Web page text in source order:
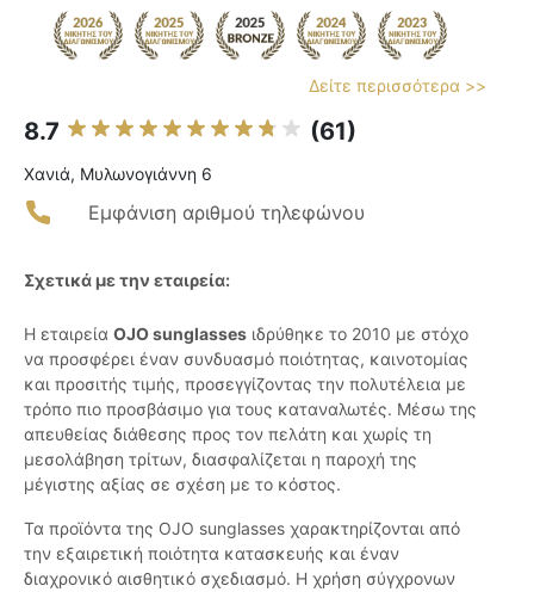
Δείτε περισσότερα >>
8.7 (61)
Χανιά, Μυλωνογιάννη 6
Εμφάνιση αριθμού τηλεφώνου
Σχετικά με την εταιρεία:
Η εταιρεία OJO sunglasses ιδρύθηκε το 2010 με στόχο
να προσφέρει έναν συνδυασμό ποιότητας, καινοτομίας
και προσιτής τιμής, προσεγγίζοντας την πολυτέλεια με
τρόπο πιο προσβάσιμο για τους καταναλωτές. Μέσω της
απευθείας διάθεσης προς τον πελάτη και χωρίς τη
μεσολάβηση τρίτων, διασφαλίζεται η παροχή της
μέγιστης αξίας σε σχέση με το κόστος.
Τα προϊόντα της OJO sunglasses χαρακτηρίζονται από
την εξαιρετική ποιότητα κατασκευής και έναν
διαχρονικό αισθητικό σχεδιασμό. Η χρήση σύγχρονων